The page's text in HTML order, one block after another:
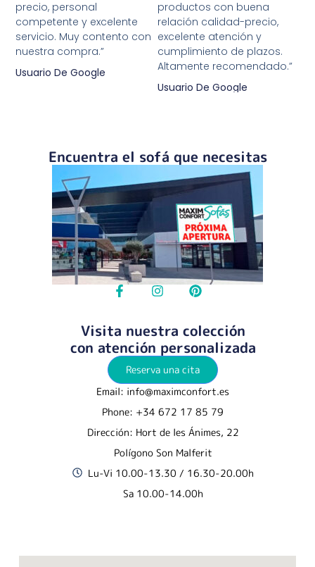
precio, personal
competente y excelente
servicio. Muy contento con
nuestra compra.”
Usuario De Google
productos con buena
relación calidad-precio,
excelente atención y
cumplimiento de plazos.
Altamente recomendado.”
Usuario De Google
Encuentra el sofá que necesitas
Visita nuestra colección
con atención personalizada
Reserva una cita
Email: info@maximconfort.es
Phone: +34 672 17 85 79
Dirección: Hort de les Ánimes, 22
Polígono Son Malferit
Lu-Vi 10.00-13.30 / 16.30-20.00h
Sa 10.00-14.00h